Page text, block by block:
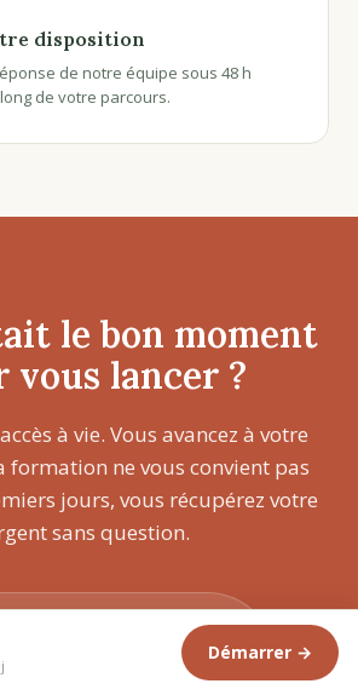
disposition
de notre équipe sous 48 h
de votre parcours.
le bon moment
vous lancer ?
à vie. Vous avancez à votre
formation ne vous convient pas
jours, vous récupérez votre
sans question.
la formation →
Démarrer →